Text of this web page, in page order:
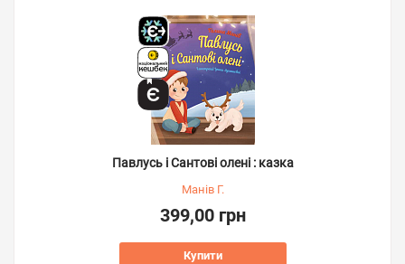
Павлусь і Сантові олені : казка
Манів Г.
399,00 грн
Купити